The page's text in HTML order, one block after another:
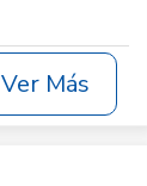
Ver Más